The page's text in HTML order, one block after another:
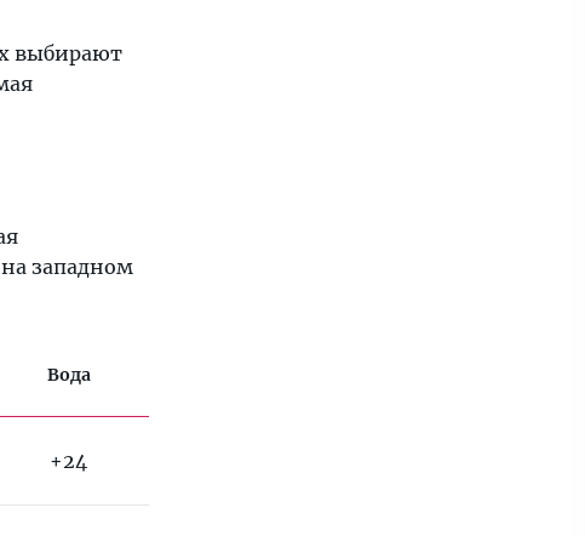
выбирают
на западном
Вода
+24